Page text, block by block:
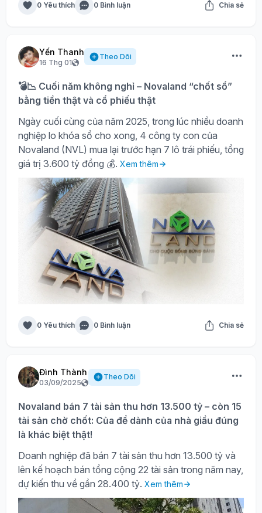
0 Yêu thích 0 Bình luận Chia sẻ
Yến Thanh
16 Thg 01
Theo Dõi
💣📉 Cuối năm không nghỉ – Novaland “chốt sổ”
bằng tiền thật và cổ phiếu thật
Ngày cuối cùng của năm 2025, trong lúc nhiều doanh
nghiệp lo khóa sổ cho xong, 4 công ty con của
Novaland (NVL) mua lại trước hạn 7 lô trái phiếu, tổng
giá trị 3.600 tỷ đồng 💰. Xem thêm
0 Yêu thích 0 Bình luận Chia sẻ
Đình Thành
03/09/2025
Theo Dõi
Novaland bán 7 tài sản thu hơn 13.500 tỷ – còn 15
tài sản chờ chốt: Của để dành của nhà giầu đúng
là khác biệt thật!
Doanh nghiệp đã bán 7 tài sản thu hơn 13.500 tỷ và
lên kế hoạch bán tổng cộng 22 tài sản trong năm nay,
dự kiến thu về gần 28.400 tỷ. Xem thêm